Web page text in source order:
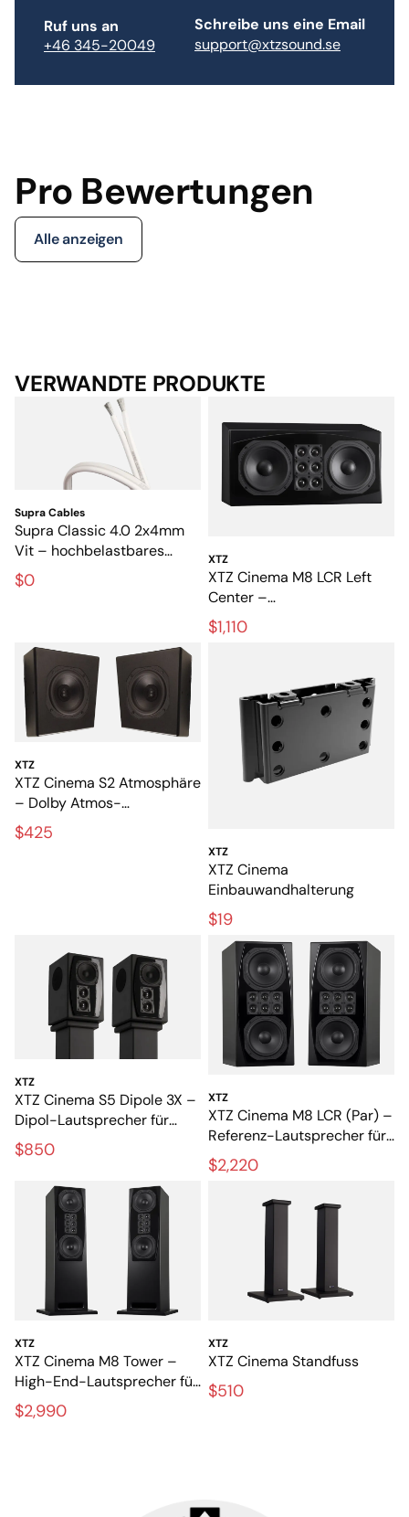
Ruf uns an
+46 345-20049
Schreibe uns eine Email
support@xtzsound.se
Pro Bewertungen
Alle anzeigen
VERWANDTE PRODUKTE
Supra Cables
Supra Classic 4.0 2x4mm
Vit – hochbelastbares
Lautsprecherkabel für Hi-Fi
und Heimkino
$0
XTZ
XTZ Cinema M8 LCR Left
Center –
Referenzlautsprecher für
exklusives Heimkino
$1,110
XTZ
XTZ Cinema S2 Atmosphäre
– Dolby Atmos-
Lautsprecher für 3D-Ton
$425
XTZ
XTZ Cinema
Einbauwandhalterung
$19
XTZ
XTZ Cinema S5 Dipole 3X –
Dipol-Lautsprecher für
exklusive Heimkinos
$850
XTZ
XTZ Cinema M8 LCR (Par) –
Referenz-Lautsprecher für
exklusive Heimkinos
$2,220
XTZ
XTZ Cinema M8 Tower –
High-End-Lautsprecher für
Heimkino mit hoher
Standhöhe
$2,990
XTZ
XTZ Cinema Standfuss
$510